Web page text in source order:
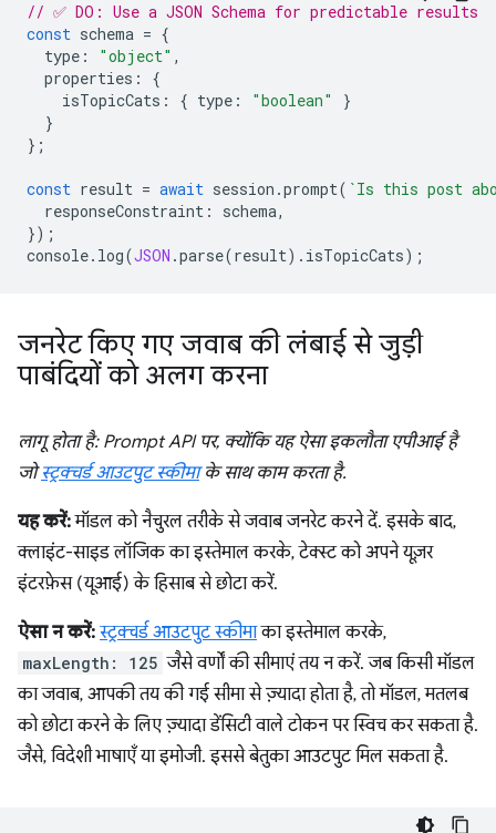
// ✅ DO: Use a JSON Schema for predictable results
const schema = {
type : "object" ,
properties :
{
isTopicCats : { type : "boolean"
}
}
};
const result = await session .prompt( `Is this post
responseConstraint : schema,
});
console. log(JSON .parse(result). isTopicCats);
जनरेट किए गए जवाब की लंबाई से जुड़ी
पाबंदियों को अलग करना
लागू होता है: Prompt API पर, क्योंकि यह ऐसा इकलौता एपीआई है
जोस्ट्रक्चर्ड आउटपुट स्कीमाके साथ काम करता है.
यह करें:मॉडल को नैचुरल तरीके से जवाब जनरेट करने दें. इसके बाद,
क्लाइंट-साइड लॉजिक का इस्तेमाल करके, टेक्स्ट को अपने यूज़र
इंटरफ़ेस (यूआई) के हिसाब से छोटा करें.
ऐसा न करें: स्ट्रक्चर्ड आउटपुट स्कीमाका इस्तेमाल करके,
maxLength: 125 जैसे वर्णों की सीमाएं तय न करें. जब किसी मॉडल
का जवाब, आपकी तय की गई सीमा से ज़्यादा होता है, तो मॉडल, मतलब
को छोटा करने के लिए ज़्यादा डेंसिटी वाले टोकन पर स्विच कर सकता है.
जैसे, विदेशी भाषाएँ या इमोजी. इससे बेतुका आउटपुट मिल सकता है.